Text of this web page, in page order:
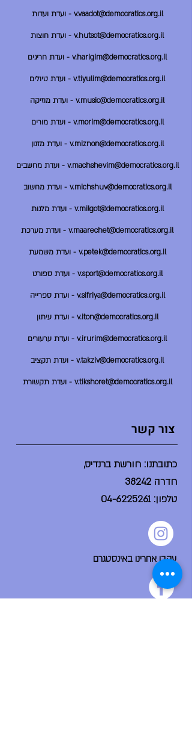
v.vaadot@democratics.org.il - ועדת ועדות
v.hutsot@democratics.org.il - ועדת חוצות
v.harigim@democratics.org.il - ועדת חריגים
v.tiyulim@democratics.org.il - ועדת טיולים
v.music@democratics.org.il - ועדת מוזיקה
v.morim@democratics.org.il - ועדת מורים
v.miznon@democratics.org.il - ועדת מזנון
v.machshevim@democratics.org.il - ועדת מחשבים
v.michshuv@democratics.org.il - ועדת מחשוב
v.milgot@democratics.org.il - ועדת מלגות
v.maarechet@democratics.org.il - ועדת מערכת
v.petek@democratics.org.il - ועדת משמעת
v.sport@democratics.org.il - ועדת ספורט
v.sifriya@democratics.org.il - ועדת ספרייה
v.iton@democratics.org.il - ועדת עיתון
v.irurim@democratics.org.il - ועדת ערעורים
v.takziv@democratics.org.il - ועדת תקציב
v.tikshoret@democratics.org.il - ועדת תקשורת
צור קשר
כתובתנו: חורשת ברנדיס,
חדרה 38242
טלפון:04-6225261
עקבו אחרינו באינסטגרם